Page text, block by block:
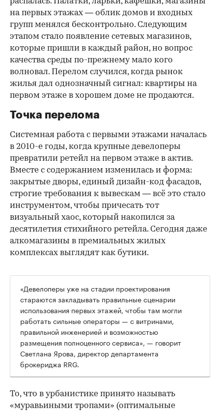
на первых этажах — облик домов и входных
групп менялся бесконтрольно. Следующим
этапом стало появление сетевых магазинов,
которые пришли в каждый район, но вопрос
качества среды по-прежнему мало кого
волновал. Перелом случился, когда рынок
жилья дал однозначный сигнал: квартиры на
первом этаже в хорошем доме не продаются.
Точка перелома
Системная работа с первыми этажами началась
в 2010-е годы, когда крупные девелоперы
превратили ретейл на первом этаже в актив.
Вместе с содержанием изменилась и форма:
закрытые дворы, единый дизайн-код фасадов,
строгие требования к вывескам — всё это стало
инструментом, чтобы причесать тот
визуальный хаос, который накопился за
десятилетия стихийного ретейла. Сегодня даже
алкомагазины в премиальных жилых
комплексах выглядят как бутики.
00:00
«Девелоперы уже на стадии проектирования
стараются закладывать правильные сценарии
использования первых этажей, чтобы там могли
работать сильные операторы — с витринами,
правильной инженерией и возможностью
размещения полноценного сервиса», — говорит
Светлана Ярова, директор департамента
брокериджа RRG.
То, что в урбанистике принято называть
«муравьиными тропами» (оптимальные